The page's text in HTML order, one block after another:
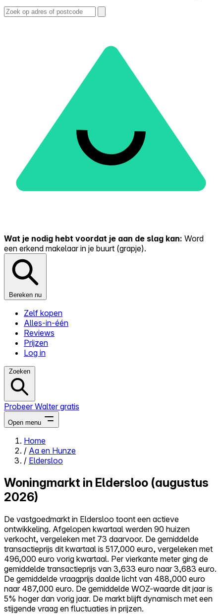
Wat je nodig hebt voordat je aan de slag kan: Word
een erkend makelaar in je buurt (grapje).
Bereken nu
Zelf kopen
Alles-in-één
Reviews
Prijzen
Log in
Zoeken
Probeer Walter gratis
Open menu
Close menu
Alles-in-één
Reviews
Prijzen
Log in
Probeer Walter gratis
Home
/ Aa en Hunze
/ Eldersloo
Woningmarkt in Eldersloo (augustus
2026)
De vastgoedmarkt in Eldersloo toont een actieve
ontwikkeling. Afgelopen kwartaal werden 90 huizen
verkocht, vergeleken met 73 daarvoor. De gemiddelde
transactieprijs dit kwartaal is 517,000 euro, vergeleken met
496,000 euro vorig kwartaal. Per vierkante meter ging de
gemiddelde transactieprijs van 3,633 euro naar 3,683 euro.
De gemiddelde vraagprijs daalde licht van 488,000 euro
naar 487,000 euro. De gemiddelde WOZ-waarde dit jaar is
5% hoger dan vorig jaar. De markt blijft dynamisch met een
stijgende vraag en fluctuaties in prijzen.